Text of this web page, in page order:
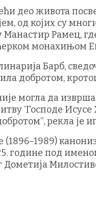
део живота
од којих су
Манастир Рамец,
монахињом
Барб,
добротом,
могла да
‘Господе
рекла је
године под